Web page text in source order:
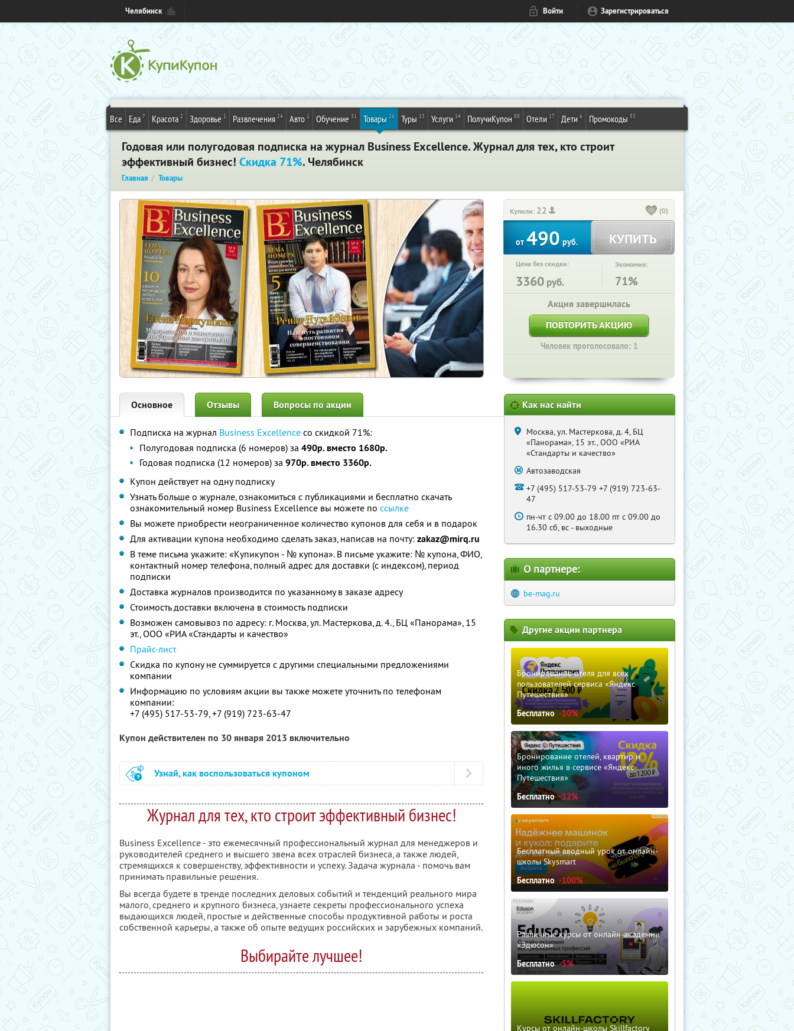
Челябинск Войти Зарегистрироваться
Все Еда 7 Красота 2 Здоровье 1 Развлечения 24 Авто 1 Обучение 31 Товары 26 Туры 13 Услуги 14 ПолучиКупон 88 Отели 17 Дети 6 Промокоды 53
Годовая или полугодовая подписка на журнал Business Excellence. Журнал для тех, кто строит
эффективный бизнес! Скидка 71%. Челябинск
Главная Товары
Купили: 22 (0)
от490руб. КУПИТЬ
Цена без скидки:
3360 руб.
Экономия:
71%
Акция завершилась
ПОВТОРИТЬ АКЦИЮ
Человек проголосовало: 1
Основное Отзывы Вопросы по акции
Подписка на журнал Business Excellence со скидкой 71%:
Полугодовая подписка (6 номеров) за 490р. вместо 1680р.
Годовая подписка (12 номеров) за 970р. вместо 3360р.
Купон действует на одну подписку
Узнать больше о журнале, ознакомиться с публикациями и бесплатно скачать
ознакомительный номер Business Excellence вы можете по ссылке
Вы можете приобрести неограниченное количество купонов для себя и в подарок
Для активации купона необходимо сделать заказ, написав на почту: zakaz@mirq.ru
В теме письма укажите: «Купикупон - № купона». В письме укажите: № купона, ФИО,
контактный номер телефона, полный адрес для доставки (с индексом), период
подписки
Доставка журналов производится по указанному в заказе адресу
Стоимость доставки включена в стоимость подписки
Возможен самовывоз по адресу: г. Москва, ул. Мастеркова, д. 4., БЦ «Панорама», 15
эт., ООО «РИА «Стандарты и качество»
Прайс-лист
Скидка по купону не суммируется с другими специальными предложениями
компании
Информацию по условиям акции вы также можете уточнить по телефонам
компании:
+7 (495) 517-53-79, +7 (919) 723-63-47
Купон действителен по 30 января 2013 включительно
Узнай, как воспользоваться купоном
Журнал для тех, кто строит эффективный бизнес!
Business Excellence - это ежемесячный профессиональный журнал для менеджеров и
руководителей среднего и высшего звена всех отраслей бизнеса, а также людей,
стремящихся к совершенству, эффективности и успеху. Задача журнала - помочь вам
принимать правильные решения.
Вы всегда будете в тренде последних деловых событий и тенденций реального мира
малого, среднего и крупного бизнеса, узнаете секреты профессионального успеха
выдающихся людей, простые и действенные способы продуктивной работы и роста
собственной карьеры, а также об опыте ведущих российских и зарубежных компаний.
Выбирайте лучшее!
Как нас найти
Москва, ул. Мастеркова, д. 4, БЦ
«Панорама», 15 эт., ООО «РИА
«Стандарты и качество»
Автозаводская
+7 (495) 517-53-79 +7 (919) 723-63-
47
пн-чт с 09.00 до 18.00 пт с 09.00 до
16.30 сб, вс - выходные
О партнере:
be-mag.ru
Другие акции партнера
Бронирование отеля для всех
пользователей сервиса «Яндекс
Путешествия»
Бесплатно -10%
Бронирование отелей, квартир и
иного жилья в сервисе «Яндекс
Путешествия»
Бесплатно -12%
Бесплатный вводный урок от онлайн-
школы Skysmart
Бесплатно -100%
Различные курсы от онлайн-академии
«Эдюсон»
Бесплатно -5%
Курсы от онлайн-школы Skillfactory